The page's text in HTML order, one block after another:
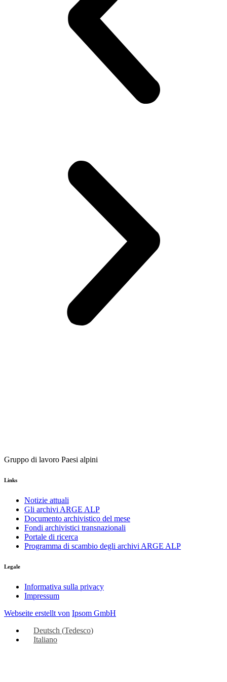
Gruppo di lavoro Paesi alpini
Links
Notizie attuali
Gli archivi ARGE ALP
Documento archivistico del mese
Fondi archivistici transnazionali
Portale di ricerca
Programma di scambio degli archivi ARGE ALP
Legale
Informativa sulla privacy
Impressum
Webseite erstellt von Ipsom GmbH
Deutsch (Tedesco)
Italiano